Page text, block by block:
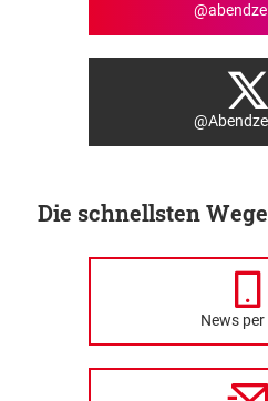
Die schnellsten
News